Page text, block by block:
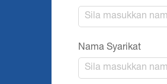
Nama Syarikat